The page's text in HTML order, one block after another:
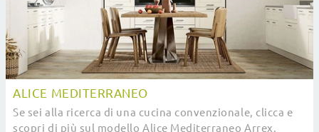
ALICE MEDITERRANEO
Se sei alla ricerca di una cucina convenzionale, clicca e
scopri di più sul modello Alice Mediterraneo Arrex.